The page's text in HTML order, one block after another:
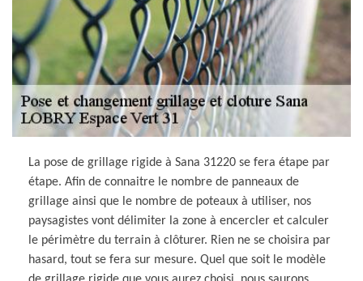
La pose de grillage rigide à Sana 31220 se fera étape par
étape. Afin de connaitre le nombre de panneaux de
grillage ainsi que le nombre de poteaux à utiliser, nos
paysagistes vont délimiter la zone à encercler et calculer
le périmètre du terrain à clôturer. Rien ne se choisira par
hasard, tout se fera sur mesure. Quel que soit le modèle